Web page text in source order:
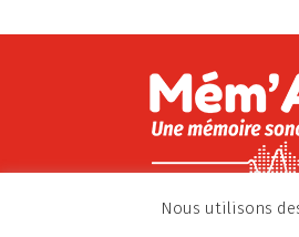
Nous utilisons